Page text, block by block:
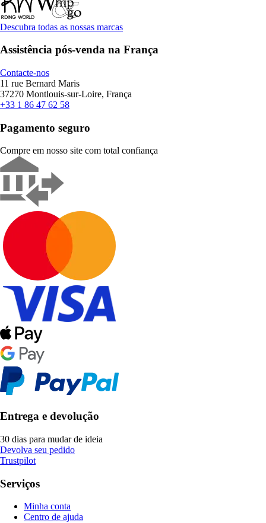
Descubra todas as nossas marcas
Assistência pós-venda na França
Contacte-nos
11 rue Bernard Maris
37270 Montlouis-sur-Loire, França
+33 1 86 47 62 58
Pagamento seguro
Compre em nosso site com total confiança
Entrega e devolução
30 dias para mudar de ideia
Devolva seu pedido
Trustpilot
Serviços
Minha conta
Centro de ajuda